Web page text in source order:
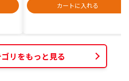
カートに入れる
リをもっと見る